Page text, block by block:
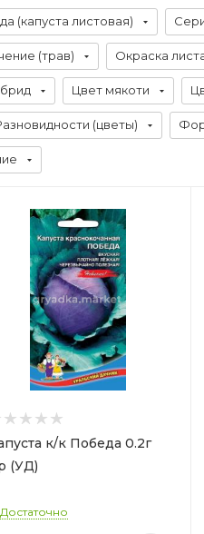
(капуста листовая)
(трав) Окраска
Цвет мякоти
(цветы)
к/к Победа 0.2г
(УД)
Достаточно